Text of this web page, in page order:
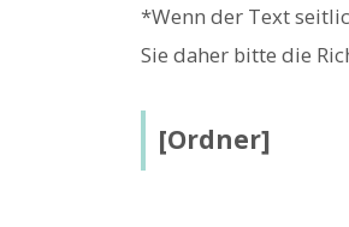
*Wenn der Text
Sie daher bitte die
[Ordner]